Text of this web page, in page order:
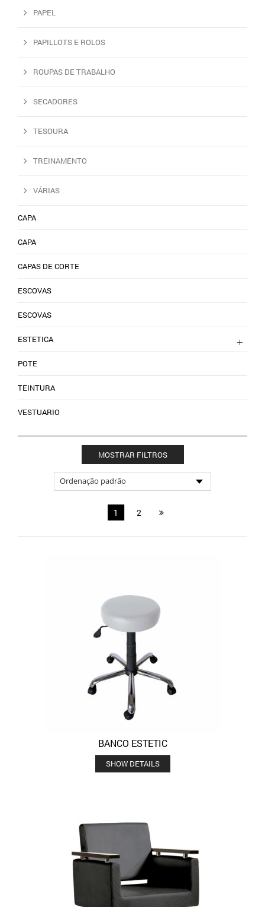
MOSTRAR FILTROS
1 2
BANCO ESTETIC
SHOW DETAILS
PAPEL
PAPILLOTS E ROLOS
ROUPAS DE TRABALHO
SECADORES
TESOURA
TREINAMENTO
VÁRIAS
CAPA
CAPA
CAPAS DE CORTE
ESCOVAS
ESCOVAS
ESTETICA
POTE
TEINTURA
VESTUARIO